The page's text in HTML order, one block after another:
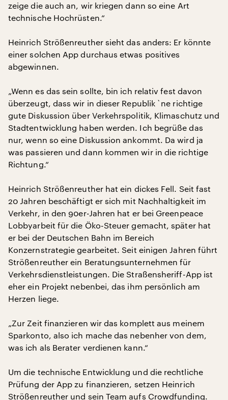
zeige die auch an, wir kriegen dann so eine Art
technische Hochrüsten.“
Heinrich Strößenreuther sieht das anders: Er könnte
einer solchen App durchaus etwas positives
abgewinnen.
„Wenn es das sein sollte, bin ich relativ fest davon
überzeugt, dass wir in dieser Republik `ne richtige
gute Diskussion über Verkehrspolitik, Klimaschutz und
Stadtentwicklung haben werden. Ich begrüße das
nur, wenn so eine Diskussion ankommt. Da wird ja
was passieren und dann kommen wir in die richtige
Richtung.“
Heinrich Strößenreuther hat ein dickes Fell. Seit fast
20 Jahren beschäftigt er sich mit Nachhaltigkeit im
Verkehr, in den 90er-Jahren hat er bei Greenpeace
Lobbyarbeit für die Öko-Steuer gemacht, später hat
er bei der Deutschen Bahn im Bereich
Konzernstrategie gearbeitet. Seit einigen Jahren führt
Strößenreuther ein Beratungsunternehmen für
Verkehrsdienstleistungen. Die Straßensheriff-App ist
eher ein Projekt nebenbei, das ihm persönlich am
Herzen liege.
„Zur Zeit finanzieren wir das komplett aus meinem
Sparkonto, also ich mache das nebenher von dem,
was ich als Berater verdienen kann.“
Um die technische Entwicklung und die rechtliche
Prüfung der App zu finanzieren, setzen Heinrich
Strößenreuther und sein Team aufs Crowdfunding.